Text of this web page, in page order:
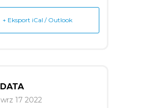
+ Eksport iCal / Outlook
DATA
wrz 17 2022